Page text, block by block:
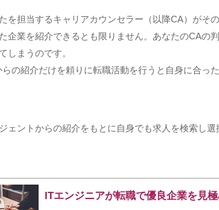
を担当するキャリアカウンセラー（以降CA）がそ
企業を紹介できるとも限りません。あなたのCAの
しまうのです。
らの紹介だけを頼りに転職活動を行うと自身に合っ
ェントからの紹介をもとに自身でも求人を検索し選
ITエンジニアが転職で優良企業を見